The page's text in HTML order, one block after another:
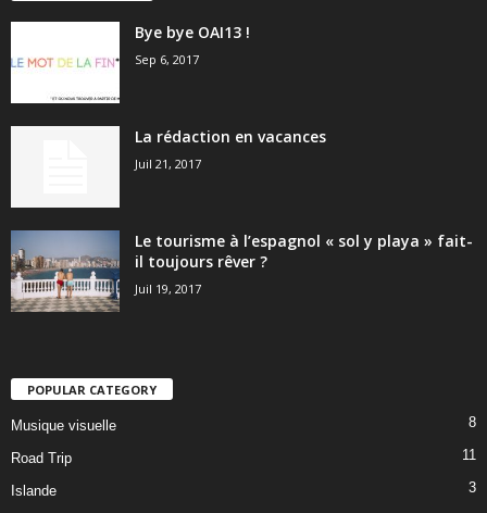
Bye bye OAI13 !
Sep 6, 2017
La rédaction en vacances
Juil 21, 2017
Le tourisme à l’espagnol « sol y playa » fait-
il toujours rêver ?
Juil 19, 2017
POPULAR CATEGORY
Musique visuelle 8
Road Trip 11
Islande
3